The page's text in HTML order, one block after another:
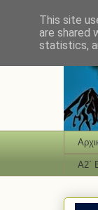
Α2΄
This site
are shared
statistics,